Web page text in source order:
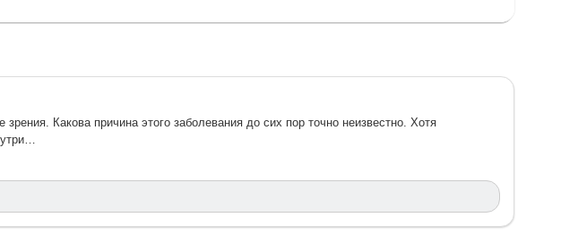
Какова причина этого заболевания до сих пор точно неизвестно. Хотя